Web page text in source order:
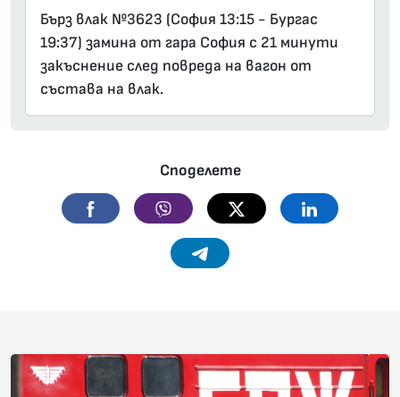
Бърз влак №3623 (София 13:15 - Бургас
19:37) замина от гара София с 21 минути
закъснение след повреда на вагон от
състава на влак.
Споделете
Facebook Viber Twitter Linkedin
Telegram